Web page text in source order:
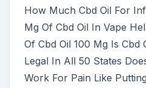
How Much Cbd Oil For
Mg Of Cbd Oil In Vape
Of Cbd Oil 100 Mg Is Cbd
Legal In All 50 States
Work For Pain Like